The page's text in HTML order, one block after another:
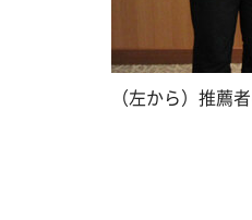
（左から）推薦